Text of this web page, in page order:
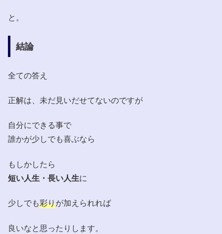
と。
結論
全ての答え
正解は、未だ見いだせてないのですが
自分にできる事で
誰かが少しでも喜ぶなら
もしかしたら
短い人生・長い人生に
少しでも彩りが加えられれば
良いなと思ったりします。